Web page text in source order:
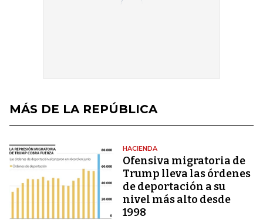
MÁS DE LA REPÚBLICA
HACIENDA
Ofensiva migratoria de
Trump lleva las órdenes
de deportación a su
nivel más alto desde
1998